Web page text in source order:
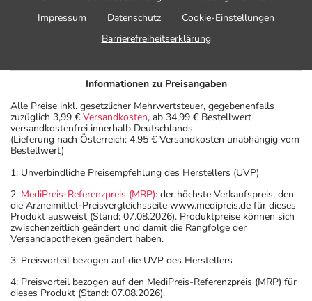
Impressum
Datenschutz
Cookie-Einstellungen
Barrierefreiheitserklärung
Informationen zu Preisangaben
Alle Preise inkl. gesetzlicher Mehrwertsteuer, gegebenenfalls
zuzüglich 3,99 € Versandkosten, ab 34,99 € Bestellwert
versandkostenfrei innerhalb Deutschlands.
(Lieferung nach Österreich: 4,95 € Versandkosten unabhängig vom
Bestellwert)
1: Unverbindliche Preisempfehlung des Herstellers (UVP)
2: MediPreis-Referenzpreis (MRP): der höchste Verkaufspreis, den
die Arzneimittel-Preisvergleichsseite www.medipreis.de für dieses
Produkt ausweist (Stand: 07.08.2026). Produktpreise können sich
zwischenzeitlich geändert und damit die Rangfolge der
Versandapotheken geändert haben.
3: Preisvorteil bezogen auf die UVP des Herstellers
4: Preisvorteil bezogen auf den MediPreis-Referenzpreis (MRP) für
dieses Produkt (Stand: 07.08.2026).